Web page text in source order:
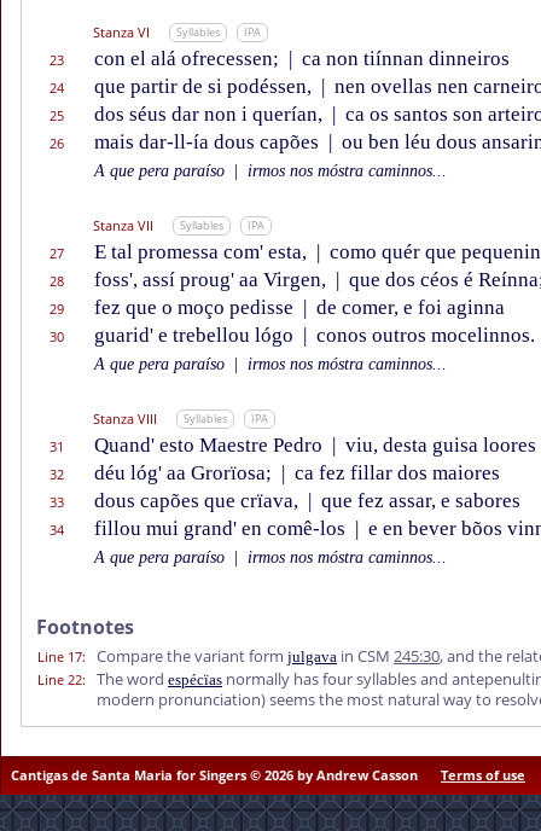
Stanza VI Syllables IPA
23 con el alá ofrecessen; | ca non tiínnan dinneiros
24 que partir de si podéssen, | nen ovellas nen
25 dos séus dar non i querían, | ca os santos son
26 mais dar-ll-ía dous capões | ou ben léu dous
A que pera paraíso irmos nos móstra caminnos...
Stanza VII Syllables IPA
27 E tal promessa com' esta, | como quér que
28 foss', assí proug' aa Virgen, | que dos céos é
29 fez que o moço pedisse | de comer, e foi aginna
30 guarid' e trebellou lógo | conos outros mocelinnos.
A que pera paraíso irmos nos móstra caminnos...
Stanza VIII Syllables IPA
31 Quand' esto Maestre Pedro | viu, desta guisa loores
32 déu lóg' aa Grorïosa; | ca fez fillar dos maiores
33 dous capões que crïava, | que fez assar, e sabores
34 fillou mui grand' en comê-los | e en bever bõos
A que pera paraíso irmos nos móstra caminnos...
Footnotes
Line 17: Compare the variant form julgava in CSM 245:30, and the
Line 22: The word espécïas normally has four syllables and
modern pronunciation) seems the most natural way to
Cantigas de Santa Maria for Singers © 2026 by Andrew Casson Terms of use